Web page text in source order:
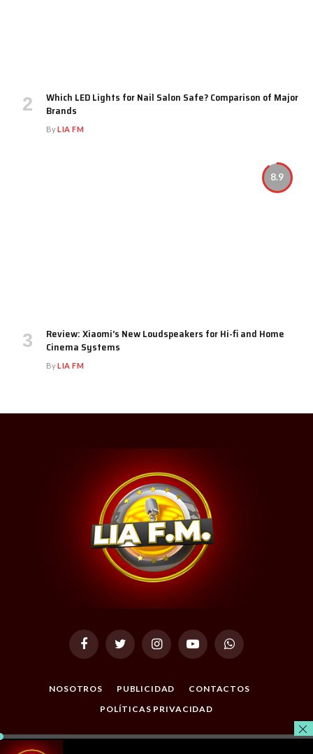
Which LED Lights for Nail Salon Safe? Comparison of Major
Brands
ByLIA FM
8.9
Review: Xiaomi’s New Loudspeakers for Hi-fi and Home
Cinema Systems
ByLIA FM
FacebookTwitter InstagramYouTubeWhatsApp
NOSOTROS PUBLICIDAD
CONTACTOS
POLÍTICAS PRIVACIDAD
© 2026 Todos los Derechos Reservados. Desarrollado por